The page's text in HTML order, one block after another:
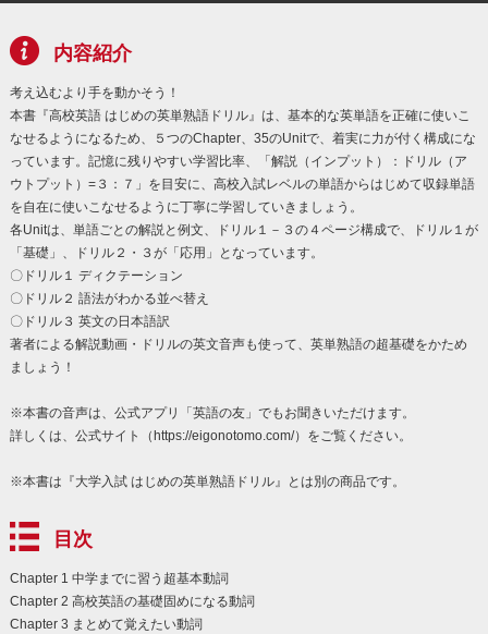
内容紹介
考え込むより手を動かそう！
本書『高校英語 はじめの英単熟語ドリル』は、基本的な英単語を正確に使いこ
なせるようになるため、５つのChapter、35のUnitで、着実に力が付く構成にな
っています。記憶に残りやすい学習比率、「解説（インプット）：ドリル（ア
ウトプット）=３：７」を目安に、高校入試レベルの単語からはじめて収録単語
を自在に使いこなせるように丁寧に学習していきましょう。
各Unitは、単語ごとの解説と例文、ドリル１－３の４ページ構成で、ドリル１が
「基礎」、ドリル２・３が「応用」となっています。
〇ドリル１ ディクテーション
〇ドリル２ 語法がわかる並べ替え
〇ドリル３ 英文の日本語訳
著者による解説動画・ドリルの英文音声も使って、英単熟語の超基礎をかため
ましょう！
※本書の音声は、公式アプリ「英語の友」でもお聞きいただけます。
詳しくは、公式サイト（https://eigonotomo.com/）をご覧ください。
※本書は『大学入試 はじめの英単熟語ドリル』とは別の商品です。
目次
Chapter 1 中学までに習う超基本動詞
Chapter 2 高校英語の基礎固めになる動詞
Chapter 3 まとめて覚えたい動詞